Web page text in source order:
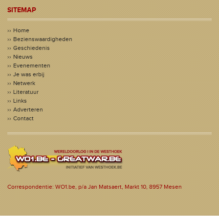
SITEMAP
Home
Bezienswaardigheden
Geschiedenis
Nieuws
Evenementen
Je was erbij
Netwerk
Literatuur
Links
Adverteren
Contact
Correspondentie: WO1.be, p/a Jan Matsaert, Markt 10, 8957 Mesen